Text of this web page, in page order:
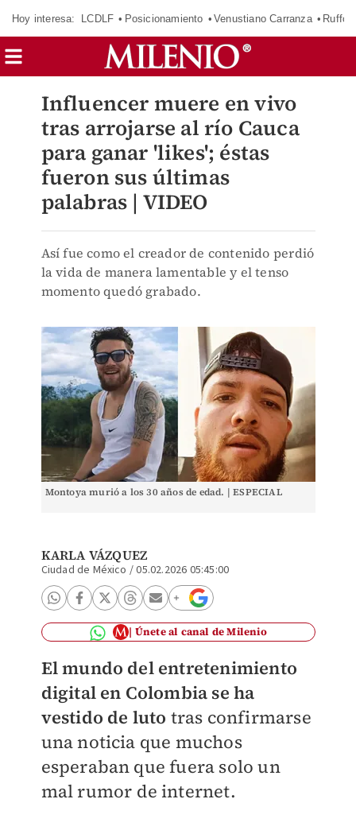
Hoy interesa: LCDLF Posicionamiento Venustiano Carranza Ruffo
Influencer muere en vivo
tras arrojarse al río Cauca
para ganar 'likes'; éstas
fueron sus últimas
palabras | VIDEO
Así fue como el creador de contenido perdió
la vida de manera lamentable y el tenso
momento quedó grabado.
Montoya murió a los 30 años de edad. | ESPECIAL
KARLA VÁZQUEZ
Ciudad de México /05.02.2026 05:45:00
Únete al canal de Milenio
El mundo del entretenimiento
digital en Colombia se ha
vestido de luto tras confirmarse
una noticia que muchos
esperaban que fuera solo un
mal rumor de internet.